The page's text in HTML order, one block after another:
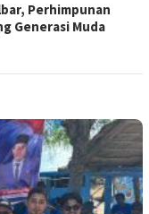
Perhimpunan
Generasi Muda